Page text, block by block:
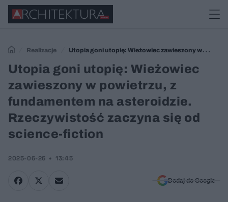
Realizacje
Utopia goni utopię: Wieżowiec zawieszony w
powietrzu, z fundamentem na asteroidzie. Rzeczywistość zaczyna się
od science-fiction
Utopia goni utopię: Wieżowiec
zawieszony w powietrzu, z
fundamentem na asteroidzie.
Rzeczywistość zaczyna się od
science-fiction
2025-06-26 13:45
Dodaj do Google